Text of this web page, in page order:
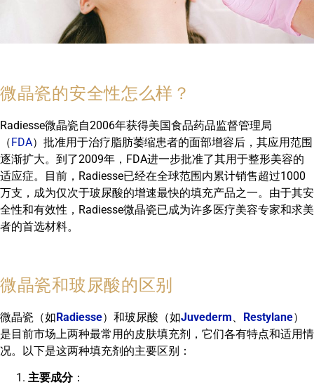
微晶瓷的安全性怎么样？
Radiesse微晶瓷自2006年获得美国食品药品监督管理局
（ FDA）批准用于治疗脂肪萎缩患者的面部增容后，其应用范围
逐渐扩大。到了2009年，FDA进一步批准了其用于整形美容的
适应症。目前，Radiesse已经在全球范围内累计销售超过1000
万支，成为仅次于玻尿酸的增速最快的填充产品之一。由于其安
全性和有效性，Radiesse微晶瓷已成为许多医疗美容专家和求美
者的首选材料。
微晶瓷和玻尿酸的区别
微晶瓷（如Radiesse）和玻尿酸（如Juvederm、 Restylane）
是目前市场上两种最常用的皮肤填充剂，它们各有特点和适用情
况。以下是这两种填充剂的主要区别：
主要成分：